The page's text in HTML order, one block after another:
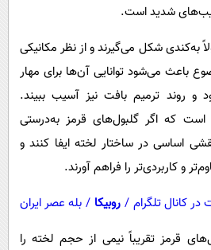
سیاست خارجیشدید است.
به‌کندی شکل می‌گیرند و از نظر مکانیکی
باعث می‌شود توانایی آن‌ها برای مهار
و روند ترمیم بافت نیز آسیب ببیند.
که اگر گلبول‌های قرمز به‌درستی
اساسی در ساختار لخته ایفا کنند و
و کاربردی‌تر را فراهم آورند.
کانال تلگرام / روبیکا / بله عصر ایران
قرمز تقریباً نیمی از حجم لخته را